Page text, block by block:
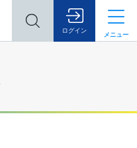
ログイン
メニュー